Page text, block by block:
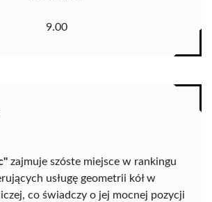
9.00
zajmuje szóste miejsce w rankingu
usługę geometrii kół w
co świadczy o jej mocnej pozycji